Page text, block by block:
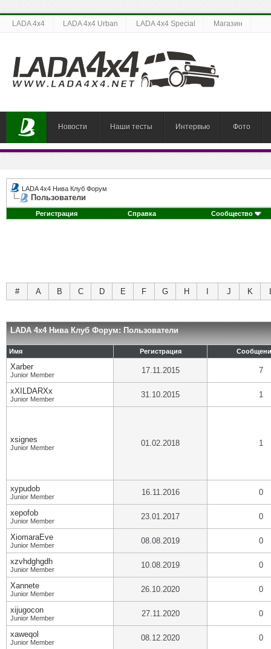
LADA 4x4 LADA 4x4 Urban LADA 4x4 Special Магазин
Новости Наши тесты Интервью Фото
LADA 4x4 Нива Клуб Форум
Пользователи
Регистрация Справка Сообщество
# A B C D E F G H J K
LADA 4x4 Нива Клуб Форум: Пользователи
Имя Регистрация
Xarber
Junior Member 17.11.2015 7
xXILDARXx
Junior Member 31.10.2015 1
xsignes
Junior Member 01.02.2018 1
xypudob
Junior Member 16.11.2016 0
xepofob
Junior Member 23.01.2017 0
XiomaraEve
Junior Member 08.08.2019 0
xzvhdghgdh
Junior Member 10.08.2019 0
Xannete
Junior Member 26.10.2020 0
xijugocon
Junior Member 27.11.2020 0
xaweqol
Junior Member 08.12.2020 0